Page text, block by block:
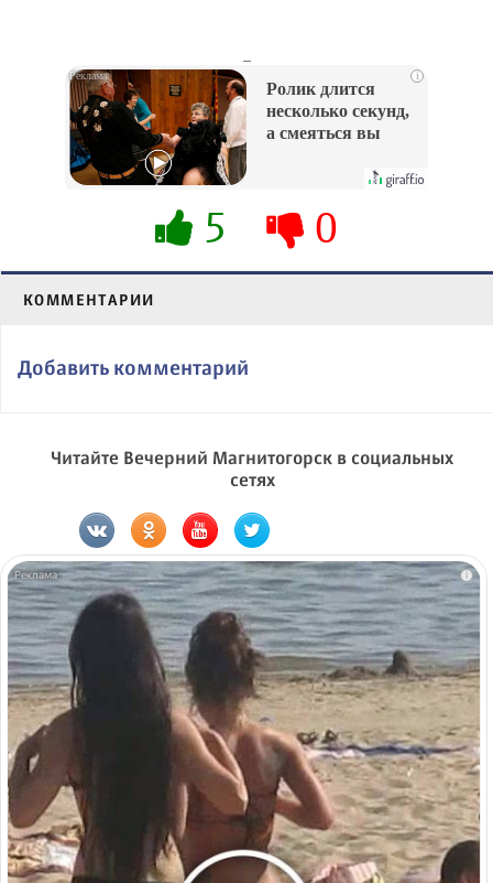
i
Ролик длится
несколько секунд,
а смеяться вы
5 0
КОММЕНТАРИИ
Добавить комментарий
Читайте Вечерний Магнитогорск в социальных
сетях
i